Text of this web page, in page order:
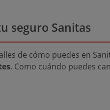
seguro Sanitas
de cómo puedes en
. Como cuándo puedes